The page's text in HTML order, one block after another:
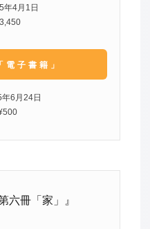
年4月1日
「電子書籍」
6月24日
六冊「家」』